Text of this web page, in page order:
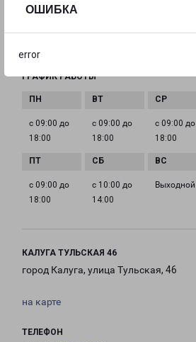
ОШИБКА
error
ГРАФИК РАБОТЫ
с 09:00 до
18:00
с 09:00 до
18:00
с 09:00 до
18:00
с 09:00 до
18:00
с 10:00 до
14:00
Выходной
КАЛУГА ТУЛЬСКАЯ 46
город Калуга, улица Тульская, 46
на карте
ТЕЛЕФОН